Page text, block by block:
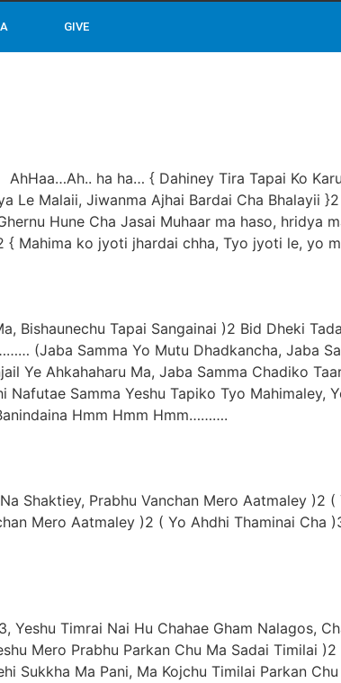
GIVE
ha ha… { Dahiney Tira Tapai Ko
Le Malaii, Jiwanma Ajhai Bardai Cha Bhalayii
Hune Cha Jasai Muhaar ma haso, hridya
{ Mahima ko jyoti jhardai chha, Tyo jyoti le, yo
Bishaunechu Tapai Sangainai )2 Bid Dheki
Samma Yo Mutu Dhadkancha, Jaba
Ye Ahkahaharu Ma, Jaba Samma Chadiko
Samma Yeshu Tapiko Tyo Mahimaley,
Hmm Hmm Hmm……….
Shaktiey, Prabhu Vanchan Mero Aatmaley )2
Mero Aatmaley )2 ( Yo Ahdhi Thaminai Cha
Timrai Nai Hu Chahae Gham Nalagos,
Mero Prabhu Parkan Chu Ma Sadai Timilai
Sukkha Ma Pani, Ma Kojchu Timilai Parkan